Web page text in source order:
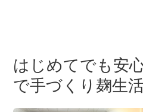
はじめてでも安
で手づくり麹生活